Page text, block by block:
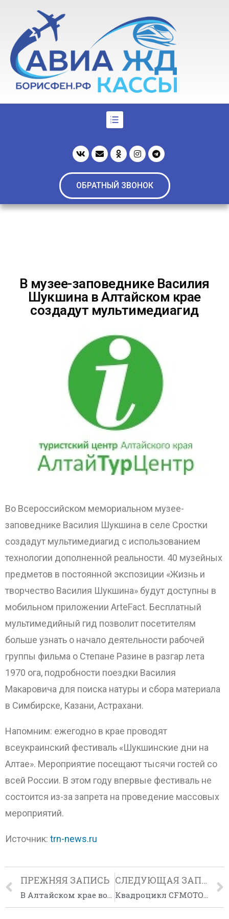
ОБРАТНЫЙ ЗВОНОК
В музее-заповеднике Василия
Шукшина в Алтайском крае
создадут мультимедиагид
Во Всероссийском мемориальном музее-
заповеднике Василия Шукшина в селе Сростки
создадут мультимедиагид с использованием
технологии дополненной реальности. 40 музейных
предметов в постоянной экспозиции «Жизнь и
творчество Василия Шукшина» будут доступны в
мобильном приложении ArteFact. Бесплатный
мультимедийный гид позволит посетителям
больше узнать о начало деятельности рабочей
группы фильма о Степане Разине в разгар лета
1970 ога, подробности поездки Василия
Макаровича для поиска натуры и сбора материала
в Симбирске, Казани, Астрахани.
Напомним: ежегодно в крае проводят
всеукраинский фестиваль «Шукшинские дни на
Алтае». Мероприятие посещают тысячи гостей со
всей России. В этом году впервые фестиваль не
состоится из-за запрета на проведение массовых
мероприятий.
Источник: trn-news.ru
ПРЕЖНЯЯ ЗАПИСЬ СЛЕДУЮЩАЯ ЗАПИСЬ